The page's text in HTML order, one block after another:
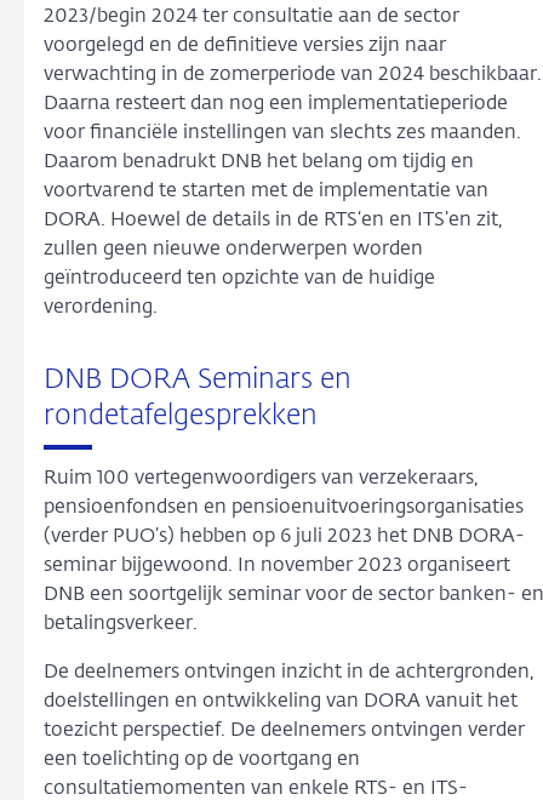
2023/begin 2024 ter consultatie aan de sector
voorgelegd en de definitieve versies zijn naar
verwachting in de zomerperiode van 2024 beschikbaar.
Daarna resteert dan nog een implementatieperiode
voor financiële instellingen van slechts zes maanden.
Daarom benadrukt DNB het belang om tijdig en
voortvarend te starten met de implementatie van
DORA. Hoewel de details in de RTS‘en en ITS’en zit,
zullen geen nieuwe onderwerpen worden
geïntroduceerd ten opzichte van de huidige
verordening.
DNB DORA Seminars en
rondetafelgesprekken
Ruim 100 vertegenwoordigers van verzekeraars,
pensioenfondsen en pensioenuitvoeringsorganisaties
(verder PUO’s) hebben op 6 juli 2023 het DNB DORA-
seminar bijgewoond. In november 2023 organiseert
DNB een soortgelijk seminar voor de sector banken- en
betalingsverkeer.
De deelnemers ontvingen inzicht in de achtergronden,
doelstellingen en ontwikkeling van DORA vanuit het
toezicht perspectief. De deelnemers ontvingen verder
een toelichting op de voortgang en
consultatiemomenten van enkele RTS- en ITS-